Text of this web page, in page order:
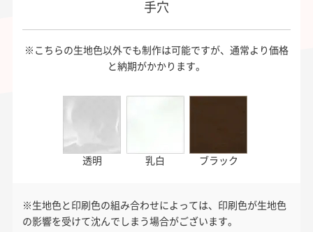
手穴
※こちらの生地色以外でも制作は可能ですが、通常より価格
と納期がかかります。
透明 乳白 ブラック
※生地色と印刷色の組み合わせによっては、印刷色が生地色
の影響を受けて沈んでしまう場合がございます。